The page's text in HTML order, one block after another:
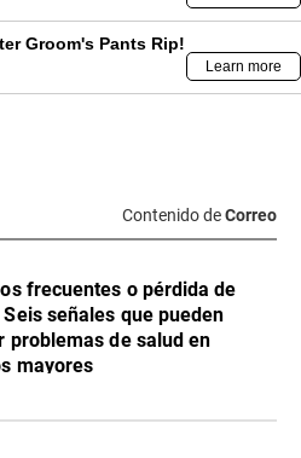
Contenido deCorreo
frecuentes o pérdida de
Seis señales que pueden
problemas de salud en
mayores